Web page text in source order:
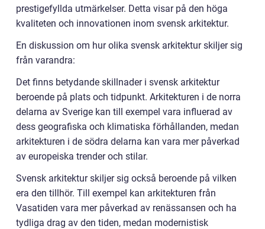
prestigefyllda utmärkelser. Detta visar på den höga
kvaliteten och innovationen inom svensk arkitektur.
En diskussion om hur olika svensk arkitektur skiljer sig
från varandra:
Det finns betydande skillnader i svensk arkitektur
beroende på plats och tidpunkt. Arkitekturen i de norra
delarna av Sverige kan till exempel vara influerad av
dess geografiska och klimatiska förhållanden, medan
arkitekturen i de södra delarna kan vara mer påverkad
av europeiska trender och stilar.
Svensk arkitektur skiljer sig också beroende på vilken
era den tillhör. Till exempel kan arkitekturen från
Vasatiden vara mer påverkad av renässansen och ha
tydliga drag av den tiden, medan modernistisk